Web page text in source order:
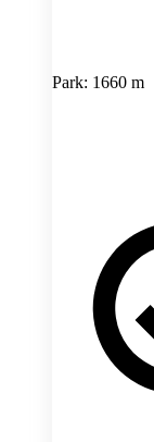
Park: 1660 m